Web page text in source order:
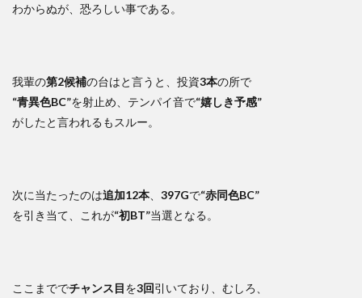
わからぬが、恐ろしい事である。
我輩の第2候補の台はと言うと、投資3本の所で
“青異色BC”を射止め、テンパイ音で“嬉しき予感”
がしたと言われるもスルー。
次に当たったのは追加12本 397Gで“赤同色BC”
を引き当て、これが“初BT”当選となる。
ここまででチャンス目を3回引いており、むしろ、